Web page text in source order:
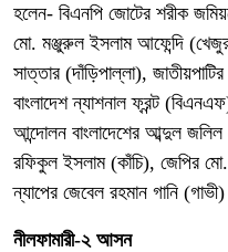
হলেন- বিএনপি জোটের শরীক
মো. মঞ্জুরুল ইসলাম আফেন্দি
সাত্তার (দাঁড়িপাল্লা),
বাংলাদেশ ন্যাশনাল ফ্রন্ট
আন্দোলন বাংলাদেশের আব্দুল জলিল
রফিকুল ইসলাম (কাঁচি), জেপির
ন্যাপের জেবেল রহমান গানি
নীলফামারী-২ আসন